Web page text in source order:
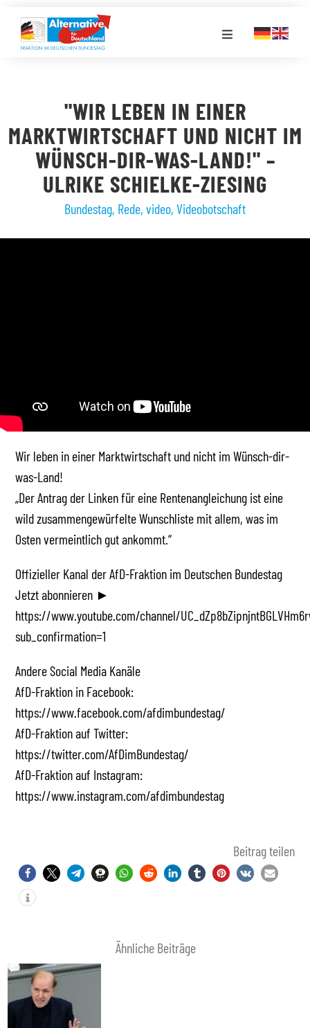
Inhalt
springen
Toggle
LANDESGRUPPEN
VERANSTALTUNGEN
"WIR LEBEN IN EINER
MARKTWIRTSCHAFT UND NICHT IM
WÜNSCH-DIR-WAS-LAND!" –
ULRIKE SCHIELKE-ZIESING
Bundestag, Rede, video, Videobotschaft
Wir leben in einer Marktwirtschaft und nicht im Wünsch-dir-
was-Land!
„Der Antrag der Linken für eine Rentenangleichung ist eine
wild zusammengewürfelte Wunschliste mit allem, was im
Osten vermeintlich gut ankommt.“
Offizieller Kanal der AfD-Fraktion im Deutschen Bundestag
Jetzt abonnieren ►
https://www.youtube.com/channel/
sub_confirmation=1
Andere Social Media Kanäle
AfD-Fraktion in Facebook:
https://www.facebook.com/afdimbundestag/
AfD-Fraktion auf Twitter:
https://twitter.com/AfDimBundestag/
AfD-Fraktion auf Instagram:
https://www.instagram.com/afdimbundestag
Beitrag teilen
Ähnliche Beiträge